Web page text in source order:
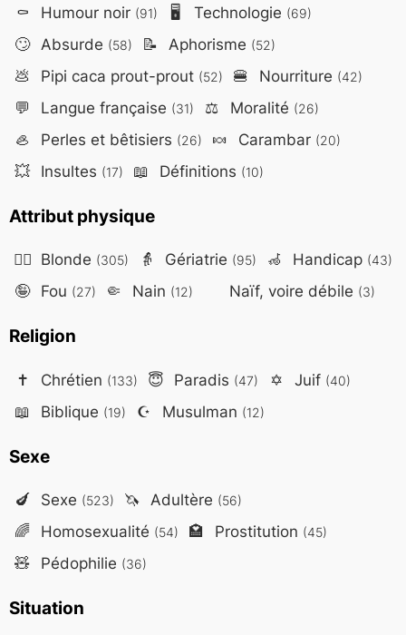
⚰️ Humour noir (91) 🖥️ Technologie (69)
🙄 Absurde (58) 📝 Aphorisme (52)
💩 Pipi caca prout-prout (52) 🍔 Nourriture (42)
💬 Langue française (31) ⚖️ Moralité (26)
🦪 Perles et bêtisiers (26) 🍬 Carambar (20)
💥 Insultes (17) 📖 Définitions (10)
Attribut physique
👱‍♀️ Blonde (305) 👵 Gériatrie (95) 🦽 Handicap (43)
🤪 Fou (27) 🤏 Nain (12) Naïf, voire débile (3)
Religion
✝️ Chrétien (133) 😇 Paradis (47) ✡️ Juif (40)
📖 Biblique (19) ☪️ Musulman (12)
Sexe
🍆 Sexe (523) 🦄 Adultère (56)
🌈 Homosexualité (54) 🏩 Prostitution (45)
🧸 Pédophilie (36)
Situation